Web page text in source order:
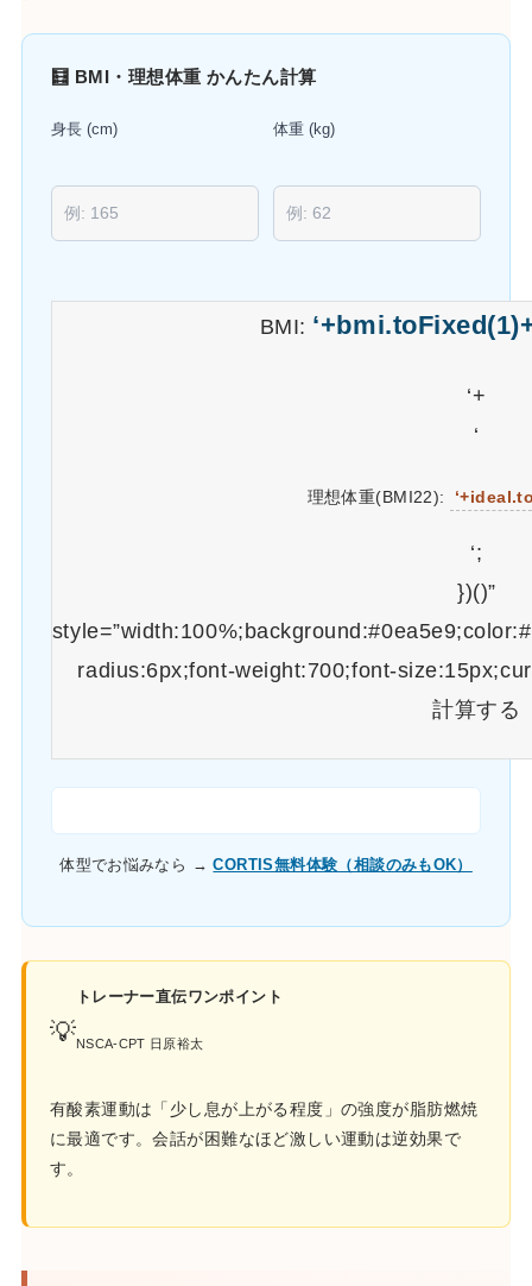
🧮 BMI・理想体重 かんたん計算
身長 (cm) 体重 (kg)
BMI:
‘+
‘
理想体重(BMI22):
‘;
})()”
radius:6px;font-weight:700;font-
計算する
体型でお悩みなら →CORTIS無料体験（相談のみもOK）
💡
トレーナー直伝ワンポイント
NSCA-CPT 日原裕太
有酸素運動は「少し息が上がる程度」の強度が脂肪燃焼
に最適です。会話が困難なほど激しい運動は逆効果で
す。